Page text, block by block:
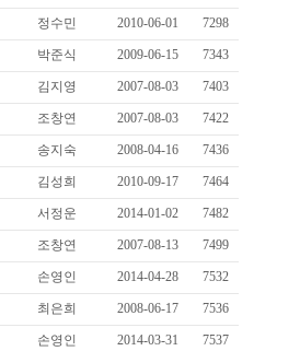
정수민 2010-06-01 7298
박준식 2009-06-15 7343
김지영 2007-08-03 7403
조창연 2007-08-03 7422
송지숙 2008-04-16 7436
김성희 2010-09-17 7464
서정운 2014-01-02 7482
조창연 2007-08-13 7499
손영인 2014-04-28 7532
최은희 2008-06-17 7536
손영인 2014-03-31 7537